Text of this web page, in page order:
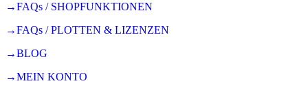
→FAQs / SHOPFUNKTIONEN
→FAQs / PLOTTEN & LIZENZEN
→BLOG
→MEIN KONTO